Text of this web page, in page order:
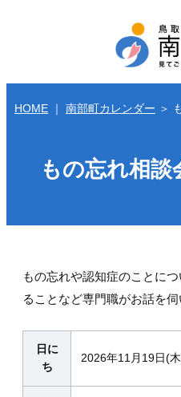
HOME ｜ 南部町カレンダー ＞
もの忘れ相談
もの忘れや認知症のことに
ることなど専門職がお話を伺
日に
ち
2026年11月19日(